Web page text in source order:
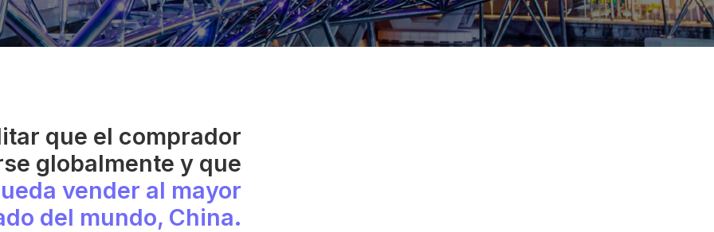
que el comprador
globalmente y que
vender al mayor
del mundo, China.